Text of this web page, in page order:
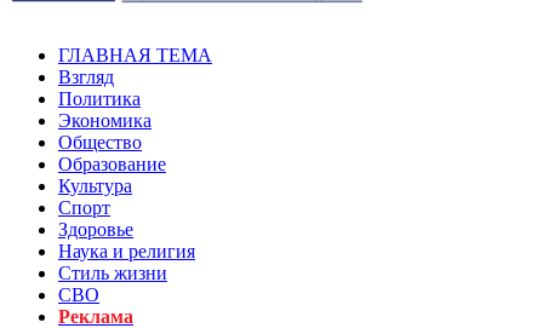
ГЛАВНАЯ ТЕМА
Взгляд
Политика
Экономика
Общество
Образование
Культура
Спорт
Здоровье
Наука и религия
Стиль жизни
СВО
Реклама